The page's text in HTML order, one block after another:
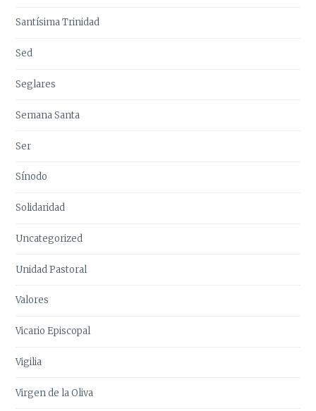
Santísima Trinidad
Sed
Seglares
Semana Santa
Ser
Sínodo
Solidaridad
Uncategorized
Unidad Pastoral
Valores
Vicario Episcopal
Vigilia
Virgen de la Oliva